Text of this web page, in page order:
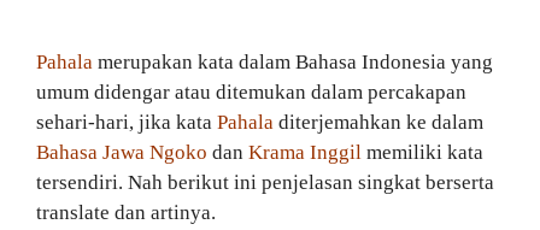
Pahala merupakan kata dalam Bahasa Indonesia yang
umum didengar atau ditemukan dalam percakapan
sehari-hari, jika kata Pahala diterjemahkan ke dalam
Bahasa Jawa Ngoko dan Krama Inggil memiliki kata
tersendiri. Nah berikut ini penjelasan singkat berserta
translate dan artinya.